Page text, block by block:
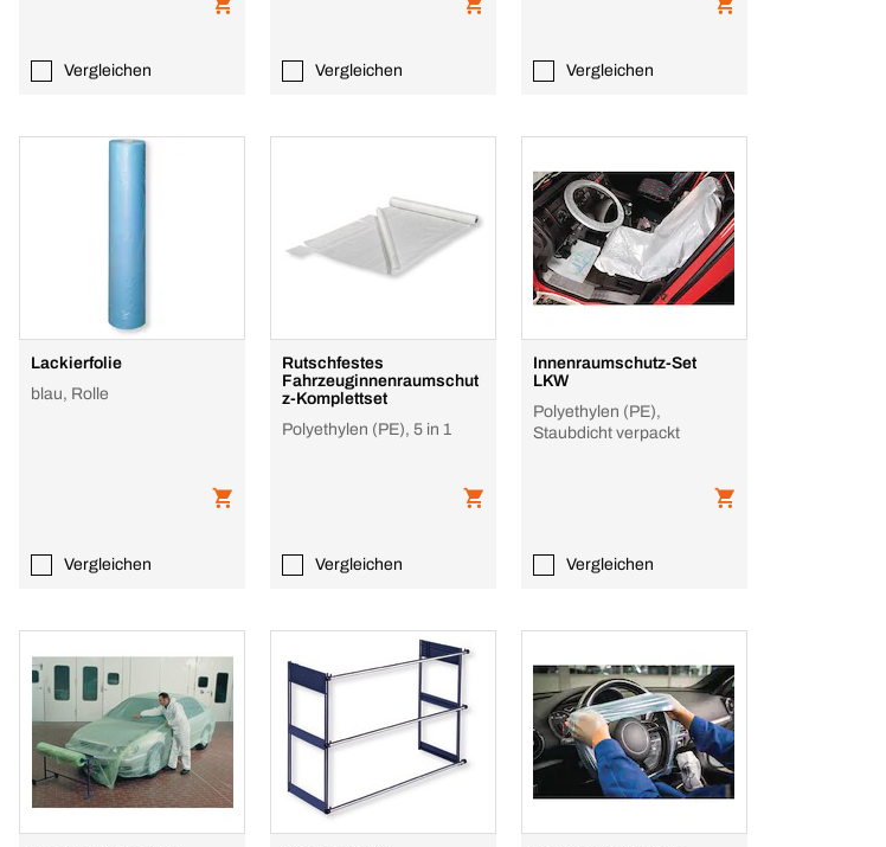
Vergleichen Vergleichen Vergleichen
Lackierfolie
blau, Rolle
Vergleichen
Rutschfestes
Fahrzeuginnenraumschut
z-Komplettset
Polyethylen (PE), 5 in 1
Vergleichen
Innenraumschutz-Set
LKW
Polyethylen (PE),
Staubdicht verpackt
Vergleichen